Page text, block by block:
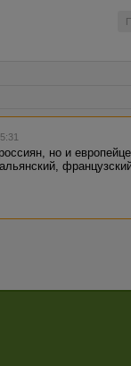
но и